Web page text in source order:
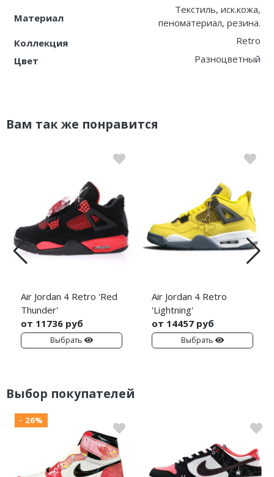
Материал
Текстиль, иск.кожа,
пеноматериал, резина.
Коллекция
Retro
Цвет
Разноцветный
Вам так же понравится
Air Jordan 4 Retro 'Red
Thunder'
от 11736 руб
Выбрать
Air Jordan 4 Retro
'Lightning'
от 14457 руб
Выбрать
Выбор покупателей
- 26%